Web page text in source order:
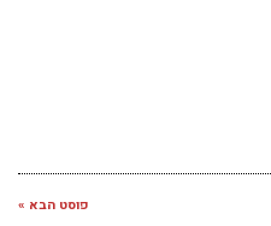
פוסט הבא »